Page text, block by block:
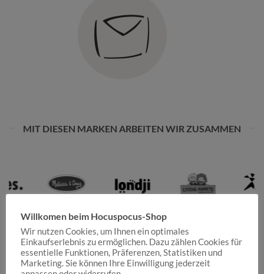
MIT DIESEN MARKEN ARBEITEN WIR ZUSAMMEN
Willkomen beim Hocuspocus-Shop
Wir nutzen Cookies, um Ihnen ein optimales
Einkaufserlebnis zu ermöglichen. Dazu zählen Cookies für
essentielle Funktionen, Präferenzen, Statistiken und
Marketing. Sie können Ihre Einwilligung jederzeit